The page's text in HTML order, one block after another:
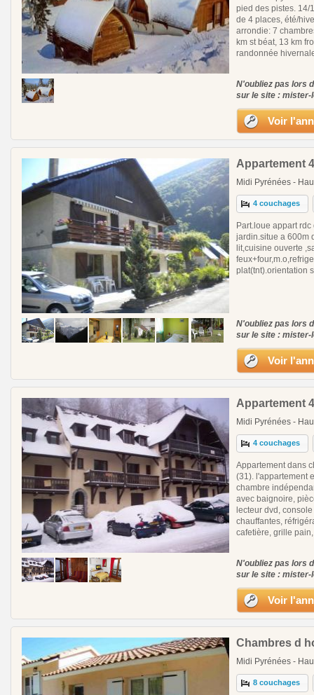
pied des pistes. 14/
de 4 places, été/
arrondie: 7
km st béat, 13 km
randonnée
N'oubliez pas lors
sur le site : mister-
Voir
Appartement
Midi Pyrénées -
4 couchages
Part.loue appart
jardin.situe a 600m
lit,cuisine ouverte
plat(tnt).orientation
N'oubliez pas lors
sur le site : mister-
Voir
Appartement
Midi Pyrénées -
4 couchages
Appartement dans
(31). l'appartement
chambre
avec baignoire,
lecteur dvd,
chauffantes,
cafetière, grille
N'oubliez pas lors
sur le site : mister-
Voir
Chambres d
Midi Pyrénées -
8 couchages